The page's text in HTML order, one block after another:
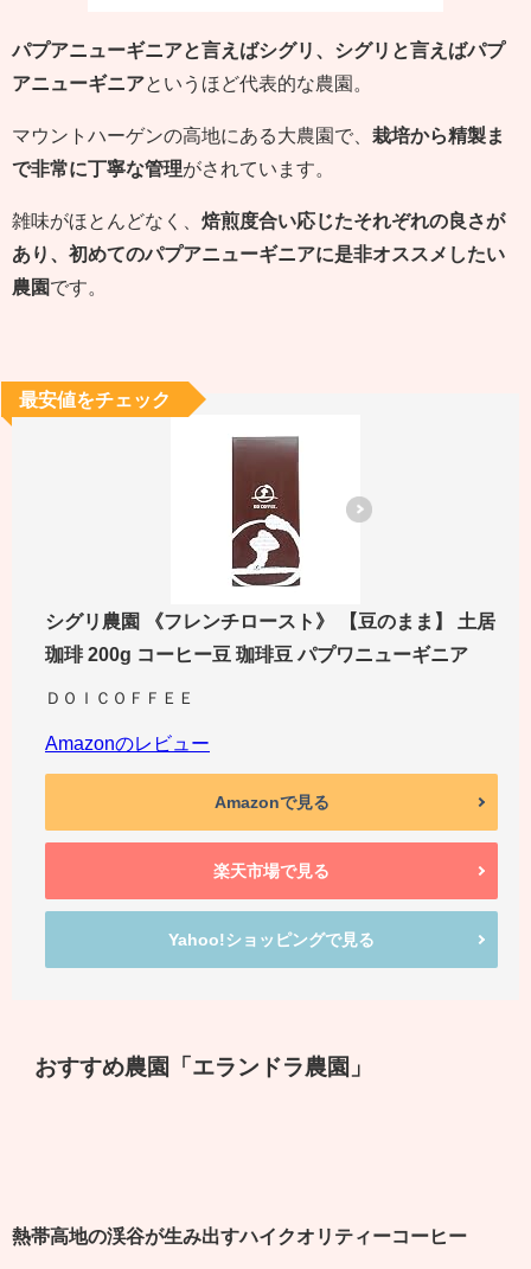
パプアニューギニアと言えばシグリ、シグリと言えばパプ
アニューギニアというほど代表的な農園。
マウントハーゲンの高地にある大農園で、 栽培から精製ま
で非常に丁寧な管理がされています。
雑味がほとんどなく、 焙煎度合い応じたそれぞれの良さが
あり、初めてのパプアニューギニアに是非オススメしたい
農園です。
シグリ農園 《フレンチロースト》 【豆のまま】 土居
珈琲 200g コーヒー豆 珈琲豆 パプワニューギニア
ＤＯＩＣＯＦＦＥＥ
Amazonのレビュー
Amazonで見る
楽天市場で見る
Yahoo!ショッピングで見る
最安値をチェック
おすすめ農園「エランドラ農園」
熱帯高地の渓谷が生み出すハイクオリティーコーヒー